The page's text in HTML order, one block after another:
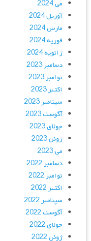
می 2024
آوریل 2024
مارس 2024
فوریه 2024
ژانویه 2024
دسامبر 2023
نوامبر 2023
اکتبر 2023
سپتامبر 2023
آگوست 2023
جولای 2023
ژوئن 2023
می 2023
دسامبر 2022
نوامبر 2022
اکتبر 2022
سپتامبر 2022
آگوست 2022
جولای 2022
ژوئن 2022